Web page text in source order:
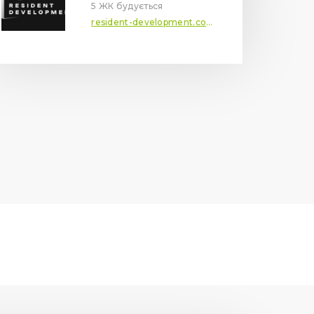
5 ЖК будується
resident-development.com.ua